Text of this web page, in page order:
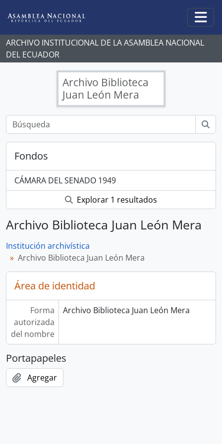
ARCHIVO INSTITUCIONAL DE LA ASAMBLEA NACIONAL
DEL ECUADOR
Archivo Biblioteca
Juan León Mera
Fondos
CÁMARA DEL SENADO 1949
Explorar 1 resultados
Archivo Biblioteca Juan León Mera
Institución archivística
Archivo Biblioteca Juan León Mera
Área de identidad
Forma
autorizada
del nombre
Archivo Biblioteca Juan León Mera
Portapapeles
Agregar